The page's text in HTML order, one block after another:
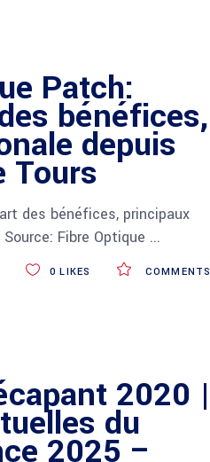
Patch:
bénéfices,
depuis
Tours
des bénéfices, principaux
Fibre Optique
COMMENTS
0 LIKES
2020 |
du
2025 –